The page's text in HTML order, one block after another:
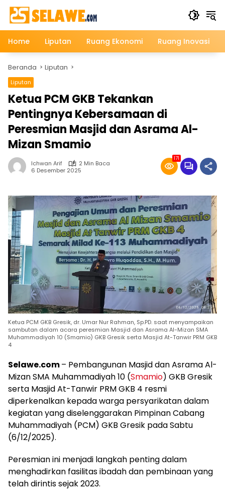
Langsung
konten
Home
Liputan Ruang Ekonomi Ruang Inovasi
Beranda Liputan
Liputan
Ketua PCM GKB Tekankan
Pentingnya Kebersamaan di
Peresmian Masjid dan Asrama Al-
Mizan Smamio
Ichwan Arif
2 Min Baca
6 Desember 2025
171
Ketua PCM GKB Gresik, dr. Umar Nur Rahman, Sp.PD. saat menyampaikan
sambutan dalam acara peresmian Masjid dan Asrama Al-Mizan SMA
Muhammadiyah 10 (Smamio) GKB Gresik serta Masjid At-Tanwir PRM GKB
4
Selawe.com– Pembangunan Masjid dan Asrama Al-
Mizan SMA Muhammadiyah 10 (Smamio) GKB Gresik
serta Masjid At-Tanwir PRM GKB 4 resmi
diperkenalkan kepada warga persyarikatan dalam
kegiatan yang diselenggarakan Pimpinan Cabang
Muhammadiyah (PCM) GKB Gresik pada Sabtu
(6/12/2025).
Peresmian ini menjadi langkah penting dalam
menghadirkan fasilitas ibadah dan pembinaan yang
telah dirintis sejak 2023.